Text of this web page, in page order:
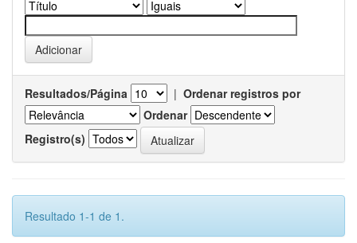
Resultados/Página | Ordenar registros por
Ordenar
Registro(s)
Resultado 1-1 de 1.